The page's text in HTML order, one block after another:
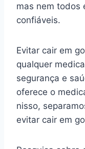
mas nem todos
confiáveis.
Evitar cair em
qualquer
segurança e
oferece o
nisso,
evitar cair em